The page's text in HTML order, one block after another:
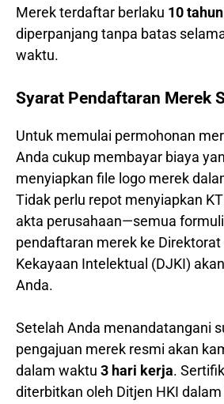
Merek terdaftar berlaku 10 tahun
diperpanjang tanpa batas
waktu.
Syarat Pendaftaran Merek
Untuk memulai permohonan
Anda cukup membayar biaya
menyiapkan file logo merek
Tidak perlu repot menyiapkan
akta perusahaan—semua
pendaftaran merek ke Direktorat
Kekayaan Intelektual (DJKI)
Anda.
Setelah Anda menandatangani
pengajuan merek resmi akan
dalam waktu 3 hari kerja.
diterbitkan oleh Ditjen HKI